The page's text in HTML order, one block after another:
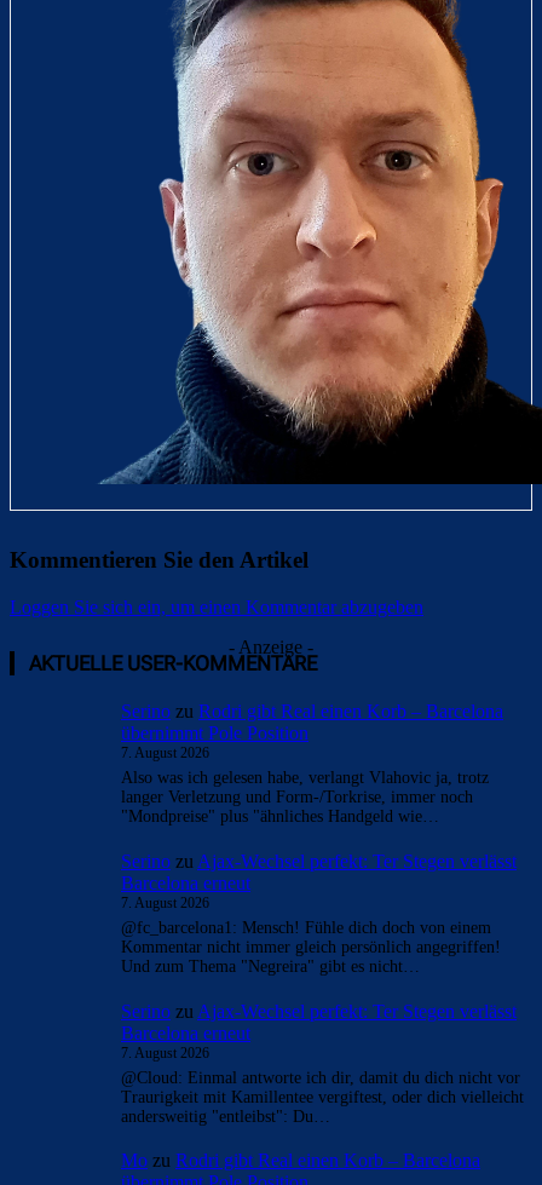
Kommentieren Sie den Artikel
Loggen Sie sich ein, um einen Kommentar abzugeben
- Anzeige -
AKTUELLE USER-KOMMENTARE
Serino zu Rodri gibt Real einen Korb – Barcelona
übernimmt Pole Position
7. August 2026
Also was ich gelesen habe, verlangt Vlahovic ja, trotz
langer Verletzung und Form-/Torkrise, immer noch
"Mondpreise" plus "ähnliches Handgeld wie…
Serino zu Ajax-Wechsel perfekt: Ter Stegen verlässt
Barcelona erneut
7. August 2026
@fc_barcelona1: Mensch! Fühle dich doch von einem
Kommentar nicht immer gleich persönlich angegriffen!
Und zum Thema "Negreira" gibt es nicht…
Serino zu Ajax-Wechsel perfekt: Ter Stegen verlässt
Barcelona erneut
7. August 2026
@Cloud: Einmal antworte ich dir, damit du dich nicht vor
Traurigkeit mit Kamillentee vergiftest, oder dich vielleicht
andersweitig "entleibst": Du…
Mo zu Rodri gibt Real einen Korb – Barcelona